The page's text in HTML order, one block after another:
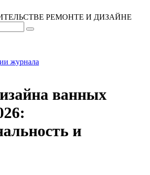
РЕМОНТЕ И ДИЗАЙНЕ
журнала
ванных
и